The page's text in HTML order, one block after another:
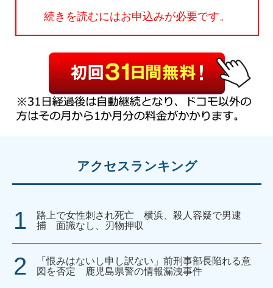
続きを読むにはお申込みが必要です。
アクセスランキング
路上で女性刺され死亡 横浜、殺人容疑で男逮
捕 面識なし、刃物押収
「恨みはないし申し訳ない」前刑事部長陥れる意
図を否定 鹿児島県警の情報漏洩事件